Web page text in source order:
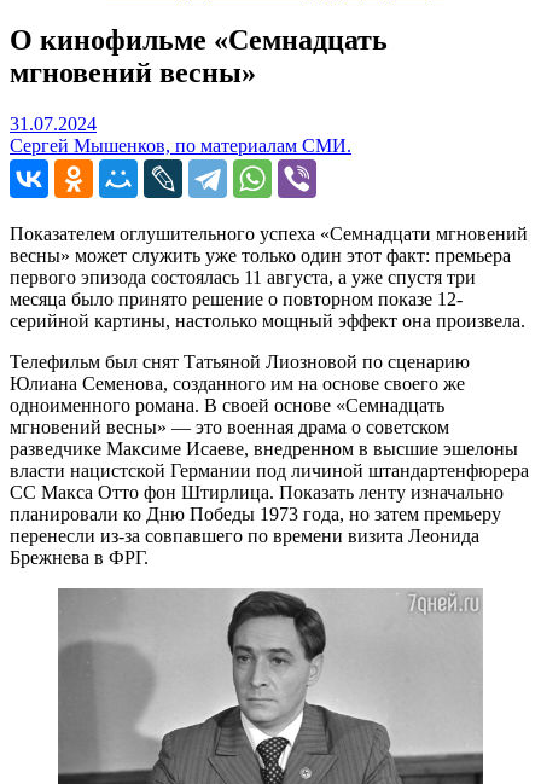
О кинофильме «Семнадцать
мгновений весны»
31.07.202431.07.2024
Сергей Мышенков, по материалам СМИ.
Показателем оглушительного успеха «Семнадцати мгновений
весны» может служить уже только один этот факт: премьера
первого эпизода состоялась 11 августа, а уже спустя три
месяца было принято решение о повторном показе 12-
серийной картины, настолько мощный эффект она произвела.
Телефильм был снят Татьяной Лиозновой по сценарию
Юлиана Семенова, созданного им на основе своего же
одноименного романа. В своей основе «Семнадцать
мгновений весны» — это военная драма о советском
разведчике Максиме Исаеве, внедренном в высшие эшелоны
власти нацистской Германии под личиной штандартенфюрера
СС Макса Отто фон Штирлица. Показать ленту изначально
планировали ко Дню Победы 1973 года, но затем премьеру
перенесли из-за совпавшего по времени визита Леонида
Брежнева в ФРГ.